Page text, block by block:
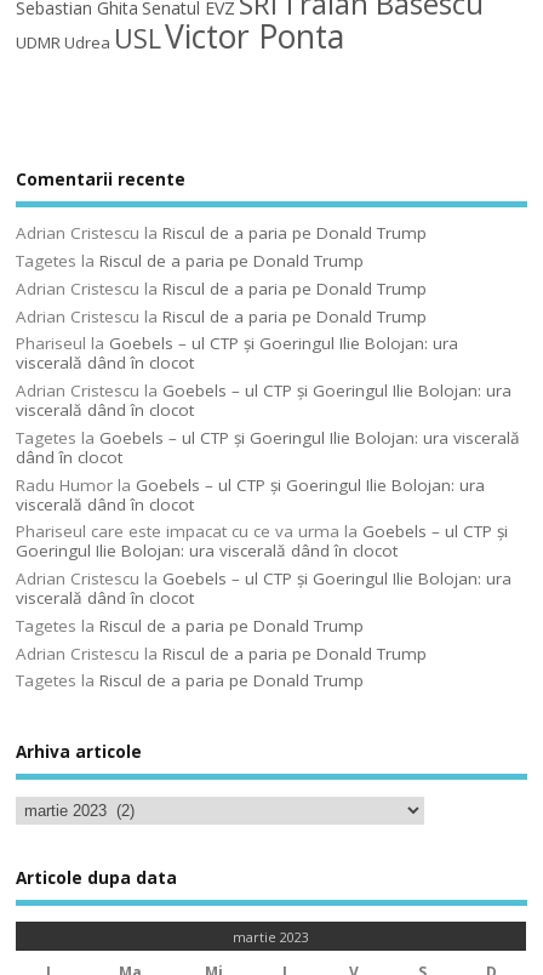
Sebastian Ghita Senatul EVZ
UDMRUdrea USLVictor Ponta
Comentarii recente
Adrian Cristescu laRiscul de a paria pe Donald Trump
Tagetes laRiscul de a paria pe Donald Trump
Adrian Cristescu laRiscul de a paria pe Donald Trump
Adrian Cristescu laRiscul de a paria pe Donald Trump
Phariseul la Goebels – ul CTP şi Goeringul Ilie Bolojan: ura
viscerală dând în clocot
Adrian Cristescu la Goebels – ul CTP şi Goeringul Ilie Bolojan: ura
viscerală dând în clocot
Tagetes la Goebels – ul CTP şi Goeringul Ilie Bolojan: ura viscerală
dând în clocot
Radu Humor la Goebels – ul CTP şi Goeringul Ilie Bolojan: ura
viscerală dând în clocot
Phariseul care este impacat cu ce va urma la Goebels – ul CTP şi
Goeringul Ilie Bolojan: ura viscerală dând în clocot
Adrian Cristescu la Goebels – ul CTP şi Goeringul Ilie Bolojan: ura
viscerală dând în clocot
Tagetes laRiscul de a paria pe Donald Trump
Adrian Cristescu laRiscul de a paria pe Donald Trump
Tagetes laRiscul de a paria pe Donald Trump
Arhiva articole
Articole dupa data
martie 2023